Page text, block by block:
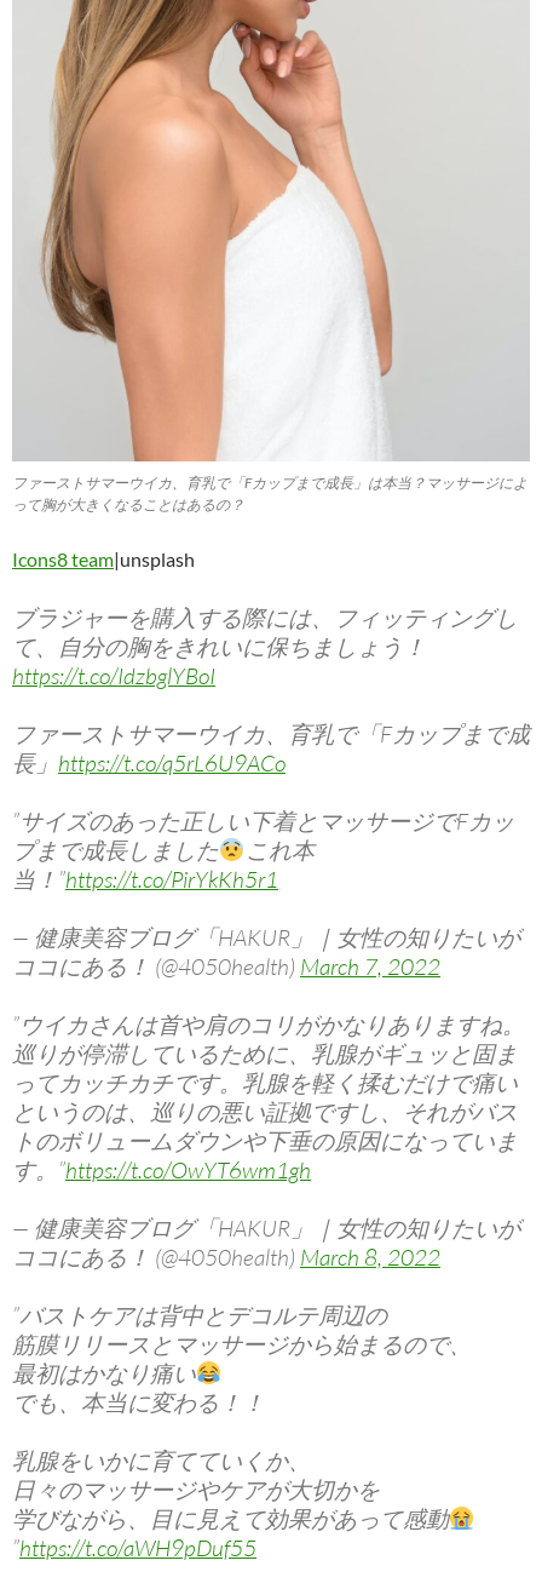
ファーストサマーウイカ、育乳で「Fカップまで成長」は本当？マッサージによ
って胸が大きくなることはあるの？
Icons8 team|unsplash
ブラジャーを購入する際には、フィッティングし
て、自分の胸をきれいに保ちましょう！
https://t.co/IdzbglYBoI
ファーストサマーウイカ、育乳で「Fカップまで成
長」 https://t.co/q5rL6U9ACo
”サイズのあった正しい下着とマッサージでFカッ
プまで成長しました
これ本
当！”https://t.co/PirYkKh5r1
— 健康美容ブログ「HAKUR」｜女性の知りたいが
ココにある！ (@4050health) March 7, 2022
”ウイカさんは首や肩のコリがかなりありますね。
巡りが停滞しているために、乳腺がギュッと固ま
ってカッチカチです。乳腺を軽く揉むだけで痛い
というのは、巡りの悪い証拠ですし、それがバス
トのボリュームダウンや下垂の原因になっていま
す。”https://t.co/OwYT6wm1gh
— 健康美容ブログ「HAKUR」｜女性の知りたいが
ココにある！ (@4050health) March 8, 2022
”バストケアは背中とデコルテ周辺の
筋膜リリースとマッサージから始まるので、
最初はかなり痛い
でも、本当に変わる！！
乳腺をいかに育てていくか、
日々のマッサージやケアが大切かを
学びながら、目に見えて効果があって感動
”https://t.co/aWH9pDuf55